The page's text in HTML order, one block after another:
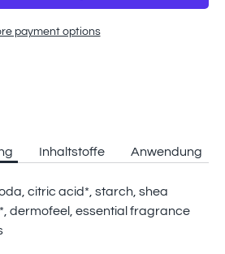
payment options
Inhaltstoffe Anwendung
citric acid*, starch, shea
dermofeel, essential fragrance